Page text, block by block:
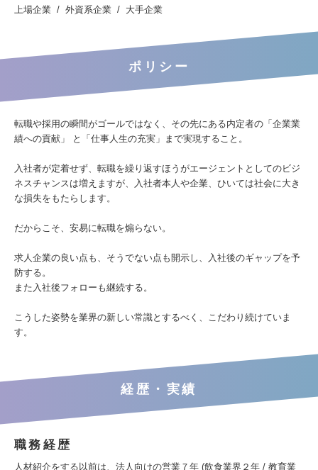
上場企業 外資系企業 大手企業
ポリシー
転職や採用の瞬間がゴールではなく、その先にある内定者の「企業業
績への貢献」 と「仕事人生の充実」まで実現すること。
入社者が定着せず、転職を繰り返すほうがエージェントとしてのビジ
ネスチャンスは増えますが、入社者本人や企業、ひいては社会に大き
な損失をもたらします。
だからこそ、安易に転職を煽らない。
求人企業の良い点も、そうでない点も開示し、入社後のギャップを予
防する。
また入社後フォローも継続する。
こうした姿勢を業界の新しい常識とするべく、こだわり続けていま
す。
経歴・実績
職務経歴
人材紹介をする以前は、法人向けの営業７年 (飲食業界２年 / 教育業